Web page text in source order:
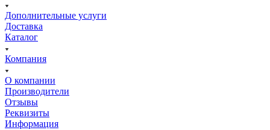
Дополнительные услуги
Доставка
Каталог
Компания
О компании
Производители
Отзывы
Реквизиты
Информация